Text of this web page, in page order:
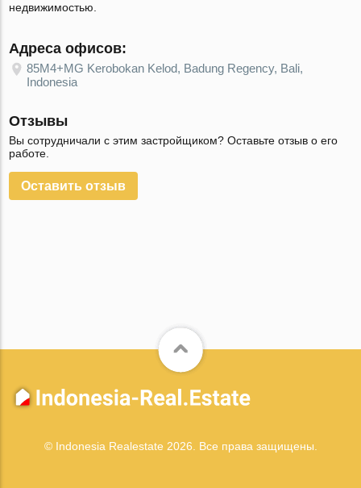
недвижимостью.
Адреса офисов:
85M4+MG Kerobokan Kelod, Badung Regency, Bali,
Indonesia
Отзывы
Вы сотрудничали с этим застройщиком? Оставьте отзыв о его
работе.
Оставить отзыв
© Indonesia Realestate 2026. Все права защищены.